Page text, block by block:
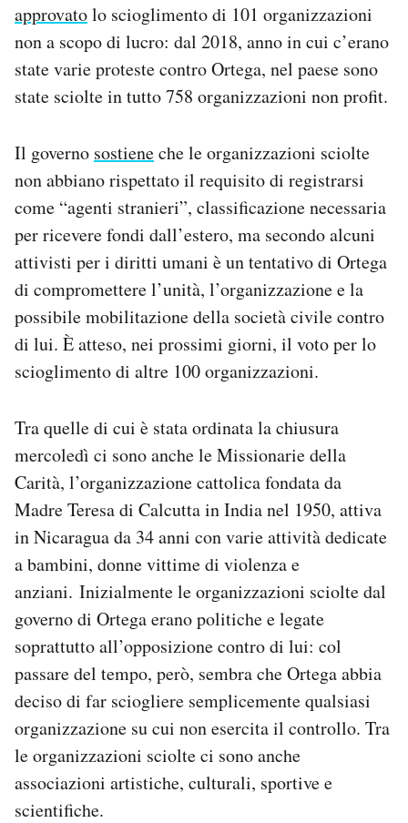
Area Personale
Newsletter
Notifiche mobile
Regala il Post
approvatolo scioglimento di 101 organizzazioni
non a scopo di lucro: dal 2018, anno in cui c’erano
state varie proteste contro Ortega, nel paese sono
state sciolte in tutto 758 organizzazioni non profit.
Il governo sostieneche le organizzazioni sciolte
non abbiano rispettato il requisito di registrarsi
come “agenti stranieri”, classificazione necessaria
per ricevere fondi dall’estero, ma secondo alcuni
attivisti per i diritti umani è un tentativo di Ortega
di compromettere l’unità, l’organizzazione e la
possibile mobilitazione della società civile contro
di lui. È atteso, nei prossimi giorni, il voto per lo
scioglimento di altre 100 organizzazioni.
Tra quelle di cui è stata ordinata la chiusura
mercoledì ci sono anche le Missionarie della
Carità, l’organizzazione cattolica fondata da
Madre Teresa di Calcutta in India nel 1950, attiva
in Nicaragua da 34 anni con varie attività dedicate
a bambini, donne vittime di violenza e
anziani. Inizialmente le organizzazioni sciolte dal
governo di Ortega erano politiche e legate
soprattutto all’opposizione contro di lui: col
passare del tempo, però, sembra che Ortega abbia
deciso di far sciogliere semplicemente qualsiasi
organizzazione su cui non esercita il controllo. Tra
le organizzazioni sciolte ci sono anche
associazioni artistiche, culturali, sportive e
scientifiche.